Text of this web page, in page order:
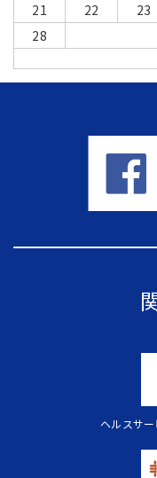
21
22 23
28
ヘルスサ